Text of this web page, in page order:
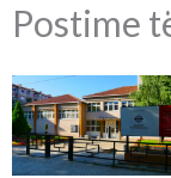
Postime